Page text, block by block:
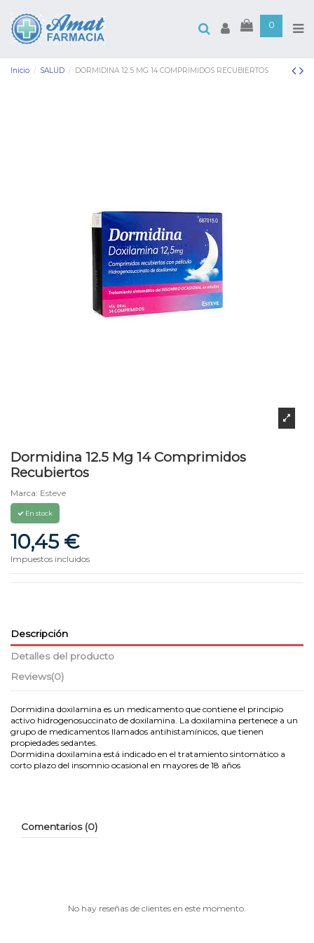
0
Inicio SALUD DORMIDINA 12.5 MG 14 COMPRIMIDOS RECUBIERTOS
Dormidina 12.5 Mg 14 Comprimidos
Recubiertos
Marca: Esteve
En stock
10,45 €
Impuestos incluidos
Descripción
Detalles del producto
Reviews(0)
Dormidina doxilamina es un medicamento que contiene el principio
activo hidrogenosuccinato de doxilamina. La doxilamina pertenece a un
grupo de medicamentos llamados antihistamínicos, que tienen
propiedades sedantes.
Dormidina doxilamina está indicado en el tratamiento sintomático a
corto plazo del insomnio ocasional en mayores de 18 años
Comentarios (0)
No hay reseñas de clientes en este momento.